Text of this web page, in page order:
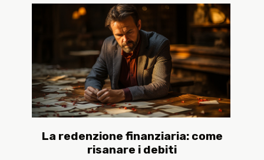
La redenzione finanziaria: come
risanare i debiti